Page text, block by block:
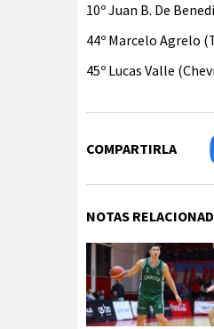
10º Juan B. De
44º Marcelo Agrelo
45º Lucas Valle
COMPARTIRLA
NOTAS